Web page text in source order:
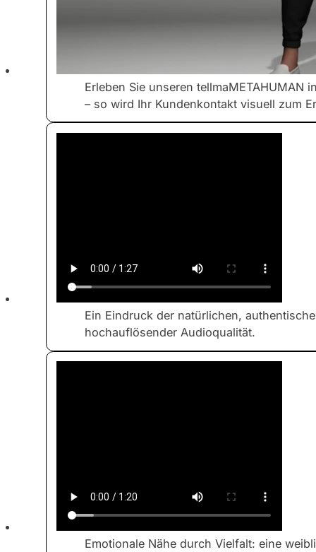
Erleben Sie unseren
– so wird Ihr Kundenkontakt visuell zum
Ein Eindruck der natürlichen,
hochauflösender Audioqualität.
Emotionale Nähe durch Vielfalt: eine